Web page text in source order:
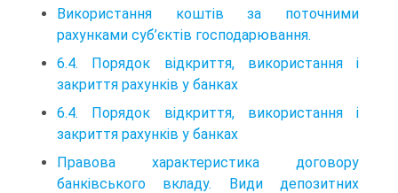
Використання коштів за поточними
рахунками суб’єктів господарювання.
6.4. Порядок відкриття, використання і
закриття рахунків у банках
6.4. Порядок відкриття, використання і
закриття рахунків у банках
Правова характеристика договору
банківського вкладу. Види депозитних